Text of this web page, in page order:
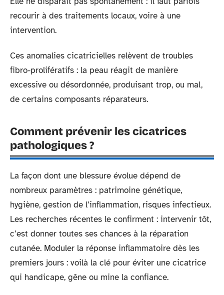
recourir à des traitements locaux, voire à une
intervention.
Ces anomalies cicatricielles relèvent de troubles
fibro-prolifératifs : la peau réagit de manière
excessive ou désordonnée, produisant trop, ou mal,
de certains composants réparateurs.
Comment prévenir les cicatrices
pathologiques ?
La façon dont une blessure évolue dépend de
nombreux paramètres : patrimoine génétique,
hygiène, gestion de l’inflammation, risques infectieux.
Les recherches récentes le confirment : intervenir tôt,
c’est donner toutes ses chances à la réparation
cutanée. Moduler la réponse inflammatoire dès les
premiers jours : voilà la clé pour éviter une cicatrice
qui handicape, gêne ou mine la confiance.